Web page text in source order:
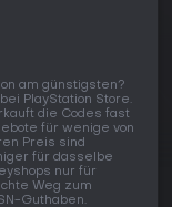
am günstigsten?
bei PlayStation Store.
die Codes fast
für wenige von
Preis sind
für dasselbe
nur für
Weg zum
Guthaben.